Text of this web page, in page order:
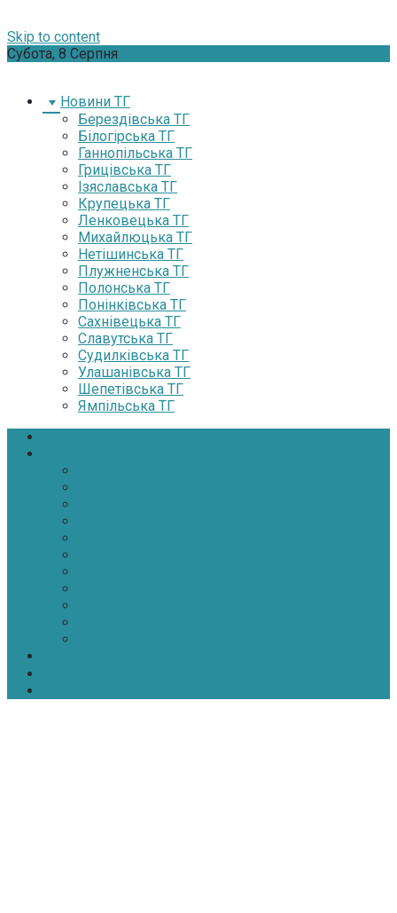
Skip to content
Субота, 8 Серпня
Новини ТГ
Берездівська ТГ
Білогірська ТГ
Ганнопільська ТГ
Грицівська ТГ
Ізяславська ТГ
Крупецька ТГ
Ленковецька ТГ
Михайлюцька ТГ
Нетішинська ТГ
Плужненська ТГ
Полонська ТГ
Понінківська ТГ
Сахнівецька ТГ
Славутська ТГ
Судилківська ТГ
Улашанівська ТГ
Шепетівська ТГ
Ямпільська ТГ